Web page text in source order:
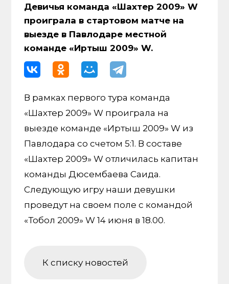
Девичья команда «Шахтер 2009» W
проиграла в стартовом матче на
выезде в Павлодаре местной
команде «Иртыш 2009» W.
В рамках первого тура команда
«Шахтер 2009» W проиграла на
выезде команде «Иртыш 2009» W из
Павлодара со счетом 5:1. В составе
«Шахтер 2009» W отличилась капитан
команды Дюсембаева Саида.
Следующую игру наши девушки
проведут на своем поле с командой
«Тобол 2009» W 14 июня в 18.00.
К списку новостей